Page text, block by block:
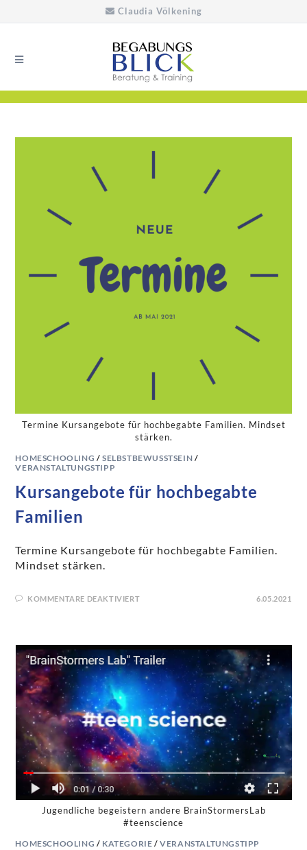
Claudia Völkening
Termine Kursangebote für hochbegabte Familien. Mindset
stärken.
HOMESCHOOLING /SELBSTBEWUSSTSEIN /
VERANSTALTUNGSTIPP
Kursangebote für hochbegabte
Familien
Termine Kursangebote für hochbegabte Familien.
Mindset stärken.
KOMMENTARE DEAKTIVIERT 6.05.2021
Jugendliche begeistern andere BrainStormersLab
#teenscience
HOMESCHOOLING / KATEGORIE /VERANSTALTUNGSTIPP